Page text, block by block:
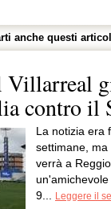
anche questi
contro il
La notizia era
settimane, ma
verrà a
9... Leggere il